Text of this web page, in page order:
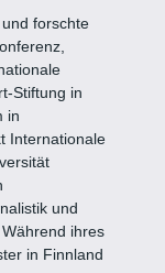
forschte
Stiftung in
in
Internationale
und
ihres
in Finnland